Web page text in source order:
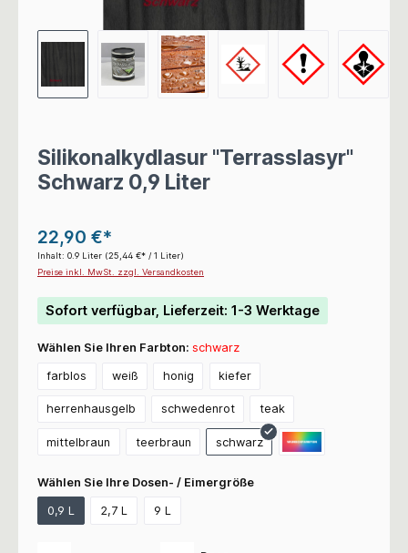
Silikonalkydlasur "Terrasslasyr"
Schwarz 0,9 Liter
22,90 €*
Inhalt: 0.9 Liter (25,44 €* / 1 Liter)
Preise inkl. MwSt. zzgl. Versandkosten
Sofort verfügbar, Lieferzeit: 1-3 Werktage
Wählen Sie Ihren Farbton: schwarz
farblos weiß honig kiefer
herrenhausgelb schwedenrot teak
mittelbraun teerbraun schwarz
Wählen Sie Ihre Dosen- / Eimergröße
0,9 L 2,7 L 9 L